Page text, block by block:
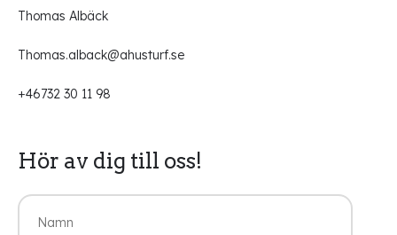
Thomas Albäck
Thomas.alback@ahusturf.se
+46732 30 11 98
Hör av dig till oss!